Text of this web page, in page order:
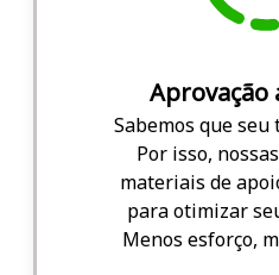
Aprovação
Sabemos que seu
Por isso,
materiais de
para otimizar
Menos esforço,